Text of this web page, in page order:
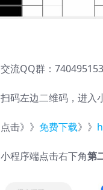
交流QQ群：740495153
扫码左边二维码，进入
点击》》 免费下载》》
小程序端点击右下角第